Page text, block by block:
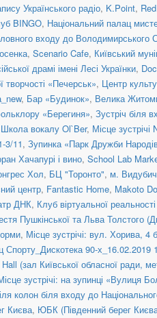
Українського радіо, K.Point,
BINGO, Національний палац
входу до Володимирського
, Scenario Cafe, Київський
драмі імені Лесі Українки,
творчості «Печерськ», Центр
, Бар «Будинок», Велика
«Берегиня», Зустріч біля
Школа вокалу Ol`Ber, Місце
3/11, Зупинка «Парк Дружби
Хачапурі і вино, School Lab
Хол, БЦ "Торонто", м.
центр, Fantastic Home, Makoto
ДНК, Клуб віртуальної
Пушкінської та Льва Толстого
, Місце зустрічі: вул. Хорива, 4
Спорту_Дискотека 90-х_16.02.2019
(зал Київської обласної ради,
зустрічі: на зупинці «Вулиця
колон біля входу до
Києва, ЮБК (Південний берег